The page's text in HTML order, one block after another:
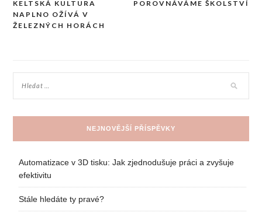
Navigace
pro
KELTSKÁ KULTURA
NAPLNO OŽÍVÁ V
ŽELEZNÝCH HORÁCH
POROVNÁVÁME ŠKOLSTVÍ
NEJNOVĚJŠÍ PŘÍSPĚVKY
Automatizace v 3D tisku: Jak zjednodušuje práci a zvyšuje
efektivitu
Stále hledáte ty pravé?